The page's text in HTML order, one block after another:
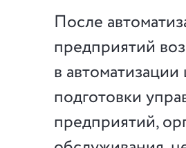
После
предприятий
в
подготовки
предприятий,